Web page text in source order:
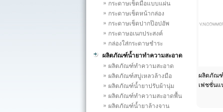
» กระดาษเช็ดมือแบบแผ่น
» กระดาษเช็ดหน้ากล่อง
» กระดาษเช็ดปากป๊อปอัพ
» กระดาษอเนกประสงค์
» กล่องใส่กระดาษชำระ
ผลิตภัณฑ์น้ำยาทำความสะอาด
» ผลิตภัณฑ์ทำความสะอาด
» ผลิตภัณฑ์สบู่เหลวล้างมือ
» ผลิตภัณฑ์น้ำยาปรับผ้านุ่ม
» ผลิตภัณฑ์ทำความสะอาดพื้น
» ผลิตภัณฑ์น้ำยาล้างจาน
ผลิตภัณฑ์
เฟชชั่นแ